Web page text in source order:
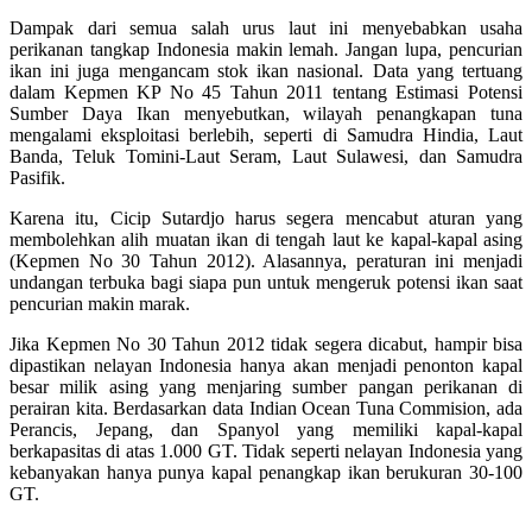
Dampak dari semua salah urus laut ini menyebabkan usaha
perikanan tangkap Indonesia makin lemah. Jangan lupa, pencurian
ikan ini juga mengancam stok ikan nasional. Data yang tertuang
dalam Kepmen KP No 45 Tahun 2011 tentang Estimasi Potensi
Sumber Daya Ikan menyebutkan, wilayah penangkapan tuna
mengalami eksploitasi berlebih, seperti di Samudra Hindia, Laut
Banda, Teluk Tomini-Laut Seram, Laut Sulawesi, dan Samudra
Pasifik.
Karena itu, Cicip Sutardjo harus segera mencabut aturan yang
membolehkan alih muatan ikan di tengah laut ke kapal-kapal asing
(Kepmen No 30 Tahun 2012). Alasannya, peraturan ini menjadi
undangan terbuka bagi siapa pun untuk mengeruk potensi ikan saat
pencurian makin marak.
Jika Kepmen No 30 Tahun 2012 tidak segera dicabut, hampir bisa
dipastikan nelayan Indonesia hanya akan menjadi penonton kapal
besar milik asing yang menjaring sumber pangan perikanan di
perairan kita. Berdasarkan data Indian Ocean Tuna Commision, ada
Perancis, Jepang, dan Spanyol yang memiliki kapal-kapal
berkapasitas di atas 1.000 GT. Tidak seperti nelayan Indonesia yang
kebanyakan hanya punya kapal penangkap ikan berukuran 30-100
GT.